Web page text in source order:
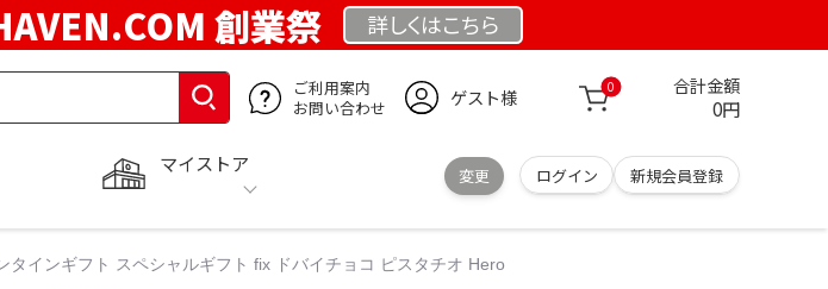
創業祭 詳しくはこちら
ご利用案内
お問い合わせ
ゲスト様 0 合計金額
0円
マイストア
変更 ログイン 新規会員登録
インギフト スペシャルギフト fix ドバイチョコ ピスタチオ Hero